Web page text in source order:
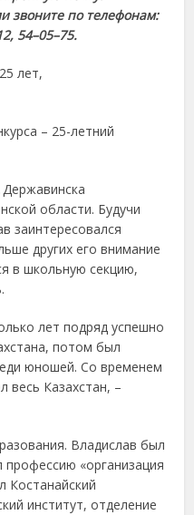
звоните по телефонам:
54–05–75.
лет,
– 25-летний
области. Будучи
заинтересовался
других его внимание
в школьную секцию,
лет подряд успешно
потом был
юношей. Со временем
весь Казахстан, –
Владислав был
«организация
Костанайский
институт, отделение